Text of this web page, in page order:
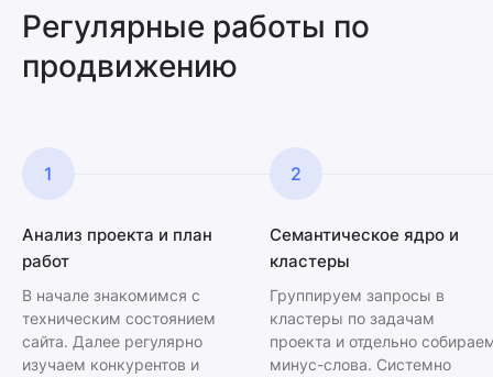
Регулярные работы по
продвижению
1
Анализ проекта и план
работ
В начале знакомимся с
техническим состоянием
сайта. Далее регулярно
изучаем конкурентов и
2
Семантическое ядро и
кластеры
Группируем запросы в
кластеры по задачам
проекта и отдельно
минус-слова. Системно